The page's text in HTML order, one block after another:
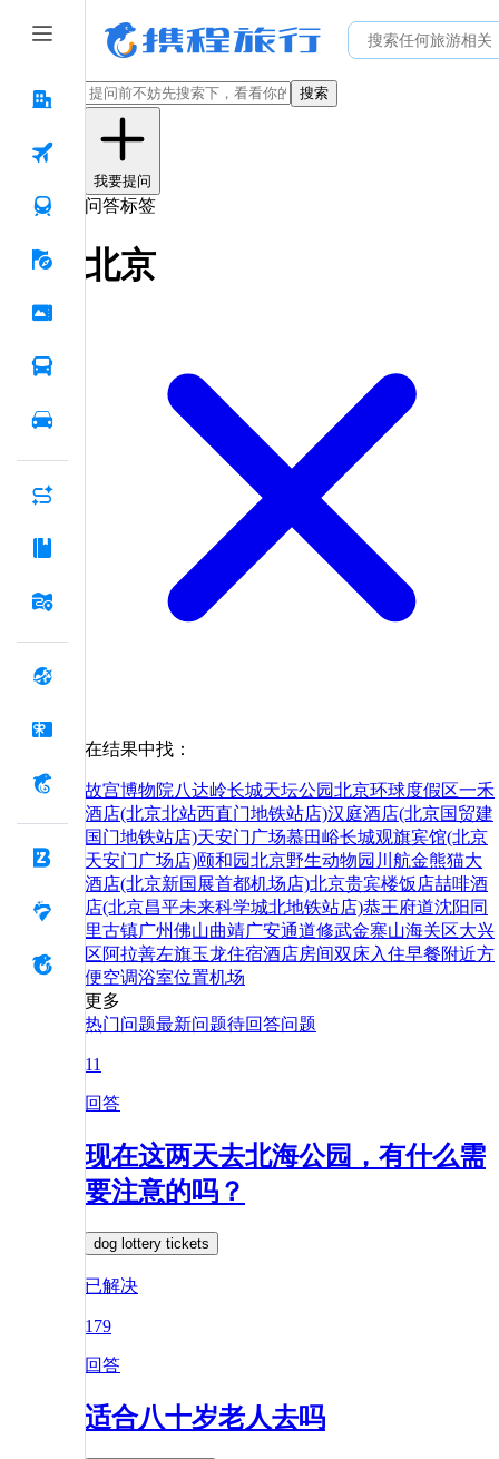
搜索
我要提问
问答标签
北京
在结果中找：
故宫博物院八达岭长城天坛公园北京环球度假区一禾
酒店(北京北站西直门地铁站店)汉庭酒店(北京国贸建
国门地铁站店)天安门广场慕田峪长城观旗宾馆(北京
天安门广场店)颐和园北京野生动物园 川航金熊猫大
酒店(北京新国展首都机场店)北京贵宾楼饭店喆啡酒
店(北京昌平未来科学城北地铁站店)恭王府道沈阳 同
里古镇广州佛山曲靖广安通道修武金寨山海关区大兴
区阿拉善左旗玉龙住宿酒店房间双床入住早餐附近方
便空调浴室位置机场
更多
热门问题最新问题待回答问题
11
回答
现在这两天去北海公园，有什么需
要注意的吗？
dog lottery tickets
已解决
179
回答
适合八十岁老人去吗